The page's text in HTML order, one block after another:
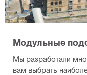
Модульные
Мы разработали
вам выбрать